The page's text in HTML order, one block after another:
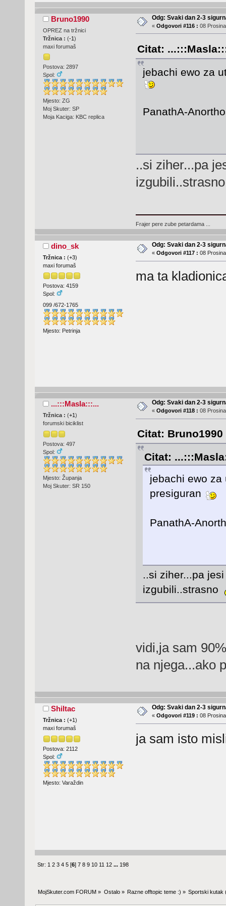
Bruno1990
OPREZ na tržnici
Tržnica : (-1)
maxi forumaš
Postova: 2897
Spol:
Mjesto: ZG
Moj Skuter: SP
Moja Kaciga: KBC replica
Odg: Svaki dan 2-3
« Odgovori #116 : 08
Citat:
jebachi ewo za
PanathA-
..si ziher...pa
Frajer pere zube petardama ...
dino_sk
Tržnica : (+3)
maxi forumaš
Postova: 4159
Spol:
099 /672-1765
Mjesto: Petrinja
Odg: Svaki dan 2-3
« Odgovori #117 : 08
ma ta
...:::Masla:::...
Tržnica : (+1 )
forumski biciklist
Postova: 497
Spol:
Mjesto: Županja
Moj Skuter: SR 150
Odg: Svaki dan 2-3
« Odgovori #118 : 08
Citat: Bruno1990
Citat:
jebachi ewo za
presiguran
PanathA-
..si ziher...pa
izgubili..strasno
vidi,ja sam
na njega...ako
Shiltac
Tržnica : (+1)
maxi forumaš
Postova: 2112
Spol:
Mjesto: Varaždin
Odg: Svaki dan 2-3
« Odgovori #119 : 08
ja sam isto
Str: 1 2 3 4 5 [6]7 8 9 10 11 12 ... 198
MojSkuter.com FORUM » Ostalo» Razne offtopic teme :) » Sportski kutak